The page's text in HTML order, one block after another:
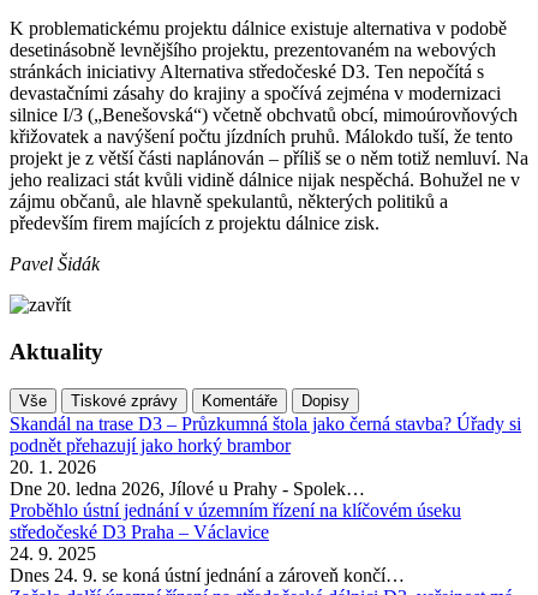
K problematickému projektu dálnice existuje alternativa v podobě
desetinásobně levnějšího projektu, prezentovaném na webových
stránkách iniciativy Alternativa středočeské D3. Ten nepočítá s
devastačními zásahy do krajiny a spočívá zejména v modernizaci
silnice I/3 („Benešovská“) včetně obchvatů obcí, mimoúrovňových
křižovatek a navýšení počtu jízdních pruhů. Málokdo tuší, že tento
projekt je z větší části naplánován – příliš se o něm totiž nemluví. Na
jeho realizaci stát kvůli vidině dálnice nijak nespěchá. Bohužel ne v
zájmu občanů, ale hlavně spekulantů, některých politiků a
především firem majících z projektu dálnice zisk.
Pavel Šidák
Aktuality
Vše Tiskové zprávy Komentáře Dopisy
Skandál na trase D3 – Průzkumná štola jako černá stavba? Úřady si
podnět přehazují jako horký brambor
20. 1. 2026
Dne 20. ledna 2026, Jílové u Prahy - Spolek…
Proběhlo ústní jednání v územním řízení na klíčovém úseku
středočeské D3 Praha – Václavice
24. 9. 2025
Dnes 24. 9. se koná ústní jednání a zároveň končí…